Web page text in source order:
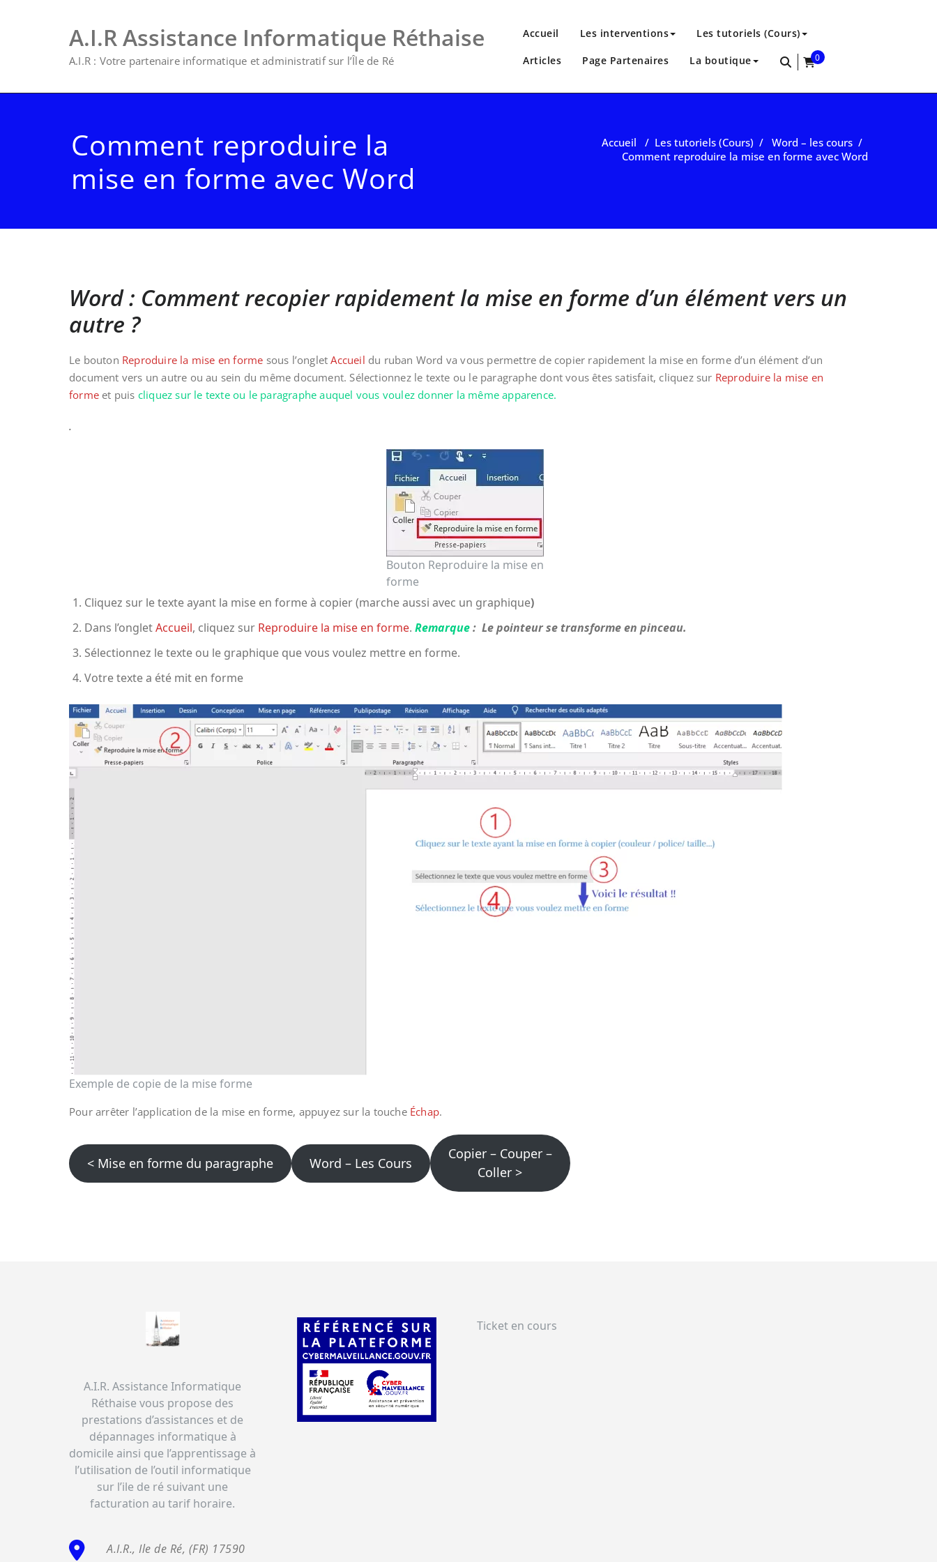
A.I.R Assistance Informatique Réthaise
A.I.R : Votre partenaire informatique et administratif sur l’Île de Ré
Accueil Les interventions Les tutoriels (Cours)
Articles Page Partenaires La boutique
0
items
Comment reproduire la
mise en forme avec Word
Accueil / Les tutoriels (Cours) / Word – les cours /
Comment reproduire la mise en forme avec Word
Word : Comment recopier rapidement la mise en forme d’un élément vers un
autre ?
Le bouton Reproduire la mise en forme sous l’ongletAccueil du ruban Word va vous permettre de copier rapidement la mise en forme d’un élément d’un
document vers un autre ou au sein du même document. Sélectionnez le texte ou le paragraphe dont vous êtes satisfait, cliquez sur Reproduire la mise en
forme et puis cliquez sur le texte ou le paragraphe auquel vous voulez donner la même apparence.
.
Bouton Reproduire la mise en
forme
Cliquez sur le texte ayant la mise en forme à copier (marche aussi avec un graphique)
Dans l’ongletAccueil, cliquez sur Reproduire la mise en forme. Remarque: Le pointeur se transforme en pinceau.
Sélectionnez le texte ou le graphique que vous voulez mettre en forme.
Votre texte a été mit en forme
Exemple de copie de la mise forme
Pour arrêter l’application de la mise en forme, appuyez sur la touche Échap.
< Mise en forme du paragraphe Word – Les Cours
Copier – Couper –
Coller >
A.I.R. Assistance Informatique
Réthaise vous propose des
prestations d’assistances et de
dépannages informatique à
domicile ainsi que l’apprentissage à
l’utilisation de l’outil informatique
sur l’ile de ré suivant une
facturation au tarif horaire.
A.I.R., Ile de Ré, (FR) 17590
Ticket en cours